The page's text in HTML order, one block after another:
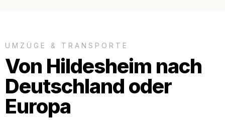
UMZÜGE & TRANSPORTE
Von Hildesheim nach
Deutschland oder
Europa